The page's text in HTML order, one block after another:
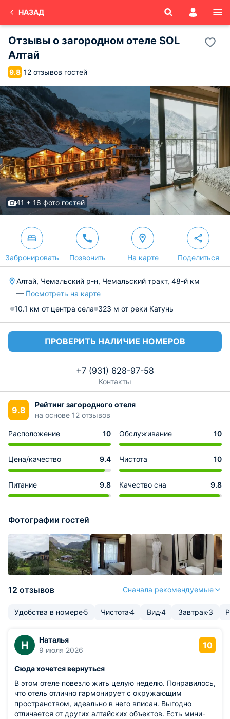
НАЗАД
Отзывы о загородном отеле SOL
Алтай
9.8 12 отзывов гостей
41 + 16 фото гостей
Забронировать Позвонить На карте Поделиться
Алтай, Чемальский р-н, Чемальский тракт, 48-й км
— Посмотреть на карте
10.1 км от центра села 323 м от реки Катунь
ПРОВЕРИТЬ НАЛИЧИЕ НОМЕРОВ
+7 (931) 628-97-58
Контакты
9.8
Рейтинг загородного отеля
на основе 12 отзывов
Расположение 10 Обслуживание 10
Цена/качество 9.4 Чистота 10
Питание 9.8 Качество сна 9.8
Фотографии гостей
12 отзывов Сначала рекомендуемые
Удобства в номере5 Чистота4 Вид4 Завтрак 3
Н
Наталья
9 июля 2026
10
Сюда хочется вернуться
В этом отеле повезло жить целую неделю. Понравилось,
что отель отлично гармонирует с окружающим
пространством, идеально в него вписан. Выгодно
отличается от других алтайских объектов. Есть мини-